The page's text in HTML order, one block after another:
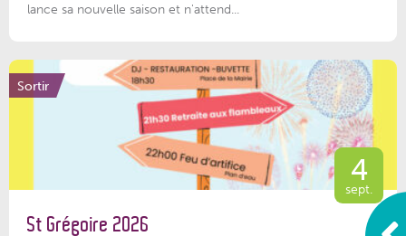
lance sa nouvelle saison et n'attend...
Sortir
4
sept.
St Grégoire 2026